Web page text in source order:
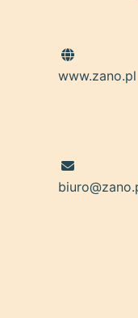
www.zano.pl